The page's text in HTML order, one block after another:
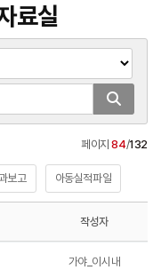
료실
페이지84/132
보고 아동실적파일
작성자
가야_이시내